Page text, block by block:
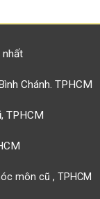
Chánh. TPHCM
TPHCM
môn cũ , TPHCM